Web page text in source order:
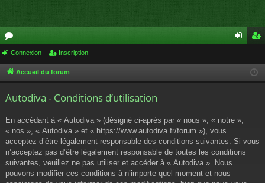
or
u cri
Connexion Inscription
Accueil du forum
Autodiva - Conditions d’utilisation
En accédant à « Autodiva » (désigné ci-après par « nous », « notre »,
« nos », « Autodiva » et « https://www.autodiva.fr/forum »), vous
acceptez d’être légalement responsable des conditions suivantes. Si vous
n’acceptez pas d’être légalement responsable de toutes les conditions
suivantes, veuillez ne pas utiliser et accéder à « Autodiva ». Nous
pouvons modifier ces conditions à n’importe quel moment et nous